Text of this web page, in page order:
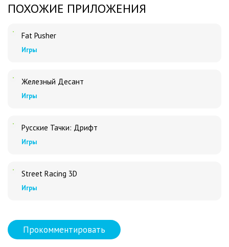
ПОХОЖИЕ ПРИЛОЖЕНИЯ
Fat Pusher
Игры
Железный Десант
Игры
Русские Тачки: Дрифт
Игры
Street Racing 3D
Игры
Прокомментировать